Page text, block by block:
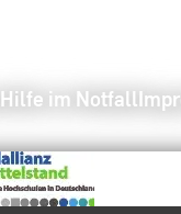
Hilfe im Notfall